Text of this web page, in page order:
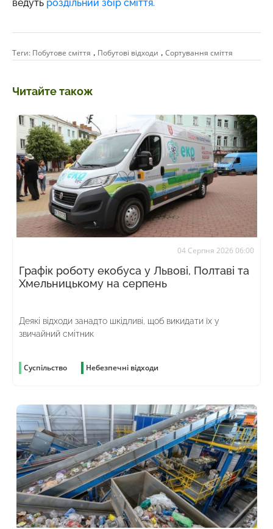
ведуть роздільний збір сміття.
Теги: Побутове сміття , Побутові відходи , Сортування сміття
Читайте також
04 Серпня 2026 06:00
Графік роботу екобуса у Львові, Полтаві та
Хмельницькому на серпень
Деякі відходи занадто шкідливі, щоб викидати їх у
звичайний смітник
Суспільство Небезпечні відходи